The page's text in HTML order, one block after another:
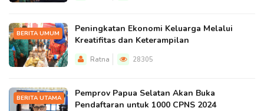
BERITA UMUM
Peningkatan Ekonomi Keluarga Melalui
Kreatifitas dan Keterampilan
Ratna 28305
BERITA UTAMA
Pemprov Papua Selatan Akan Buka
Pendaftaran untuk 1000 CPNS 2024